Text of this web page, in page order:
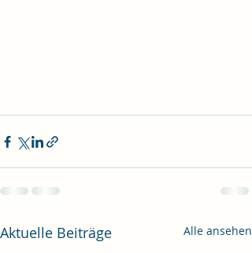
Aktuelle Beiträge Alle ansehen